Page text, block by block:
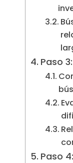
Paso
Paso